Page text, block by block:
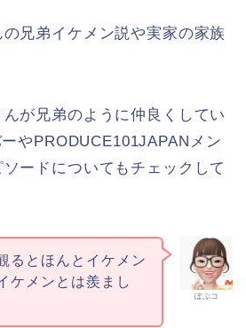
兄弟イケメン説や実家の家族
が兄弟のように仲良くしてい
やPRODUCE101JAPANメン
ードについてもチェックして
ぽぷコ
るとほんとイケメン
ケメンとは羨まし